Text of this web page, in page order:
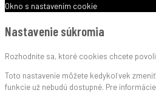
Okno s nastavením cookie
Nastavenie súkromia
Rozhodnite sa, ktoré cookies chcete
Toto nastavenie môžete kedykoľvek
funkcie už nebudú dostupné. Pre